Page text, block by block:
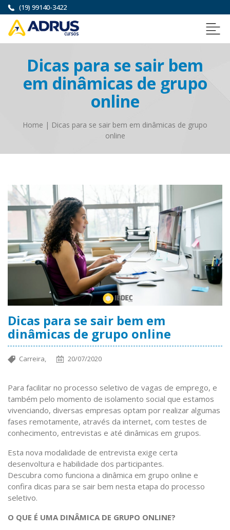
(19) 99140-3422
Dicas para se sair bem
em dinâmicas de grupo
online
Home | Dicas para se sair bem em dinâmicas de grupo
online
Dicas para se sair bem em
dinâmicas de grupo online
Carreira, 20/07/2020
Para facilitar no processo seletivo de vagas de emprego, e
também pelo momento de isolamento social que estamos
vivenciando, diversas empresas optam por realizar algumas
fases remotamente, através da internet, com testes de
conhecimento, entrevistas e até dinâmicas em grupos.
Esta nova modalidade de entrevista exige certa
desenvoltura e habilidade dos participantes.
Descubra como funciona a dinâmica em grupo online e
confira dicas para se sair bem nesta etapa do processo
seletivo.
O QUE É UMA DINÂMICA DE GRUPO ONLINE?